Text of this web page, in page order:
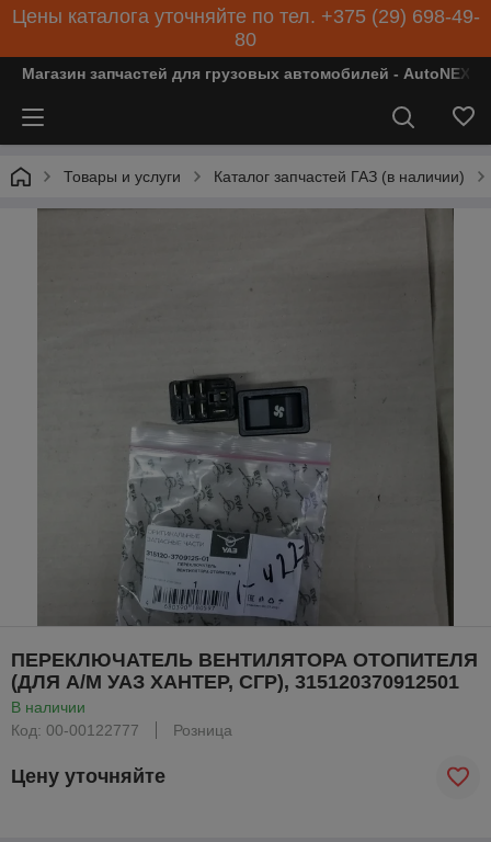
Цены каталога уточняйте по тел. +375 (29) 698-49-
80
Магазин запчастей для грузовых автомобилей - AutoNEXT
Товары и услуги Каталог запчастей ГАЗ (в наличии)
ПЕРЕКЛЮЧАТЕЛЬ ВЕНТИЛЯТОРА ОТОПИТЕЛЯ
(ДЛЯ А/М УАЗ ХАНТЕР, СГР), 315120370912501
В наличии
Код: 00-00122777
Розница
Цену уточняйте